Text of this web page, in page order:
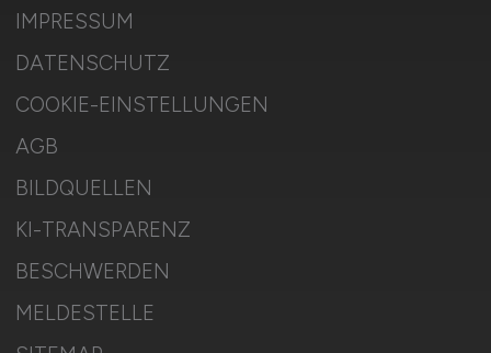
IMPRESSUM
DATENSCHUTZ
COOKIE-EINSTELLUNGEN
AGB
BILDQUELLEN
KI-TRANSPARENZ
BESCHWERDEN
MELDESTELLE